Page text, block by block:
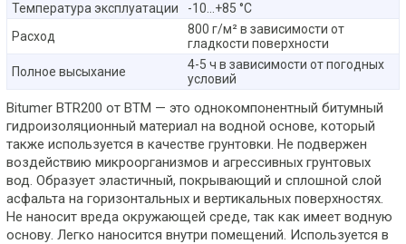
Температура эксплуатации
-10...+85 °C
Расход
800 г/м² в зависимости от
гладкости поверхности
Полное высыхание
4-5 ч в зависимости от погодных
условий
Bitumer BTR200 от BTM — это однокомпонентный битумный
гидроизоляционный материал на водной основе, который
также используется в качестве грунтовки. Не подвержен
воздействию микроорганизмов и агрессивных грунтовых
вод. Образует эластичный, покрывающий и сплошной слой
асфальта на горизонтальных и вертикальных поверхностях.
Не наносит вреда окружающей среде, так как имеет водную
основу. Легко наносится внутри помещений. Используется в